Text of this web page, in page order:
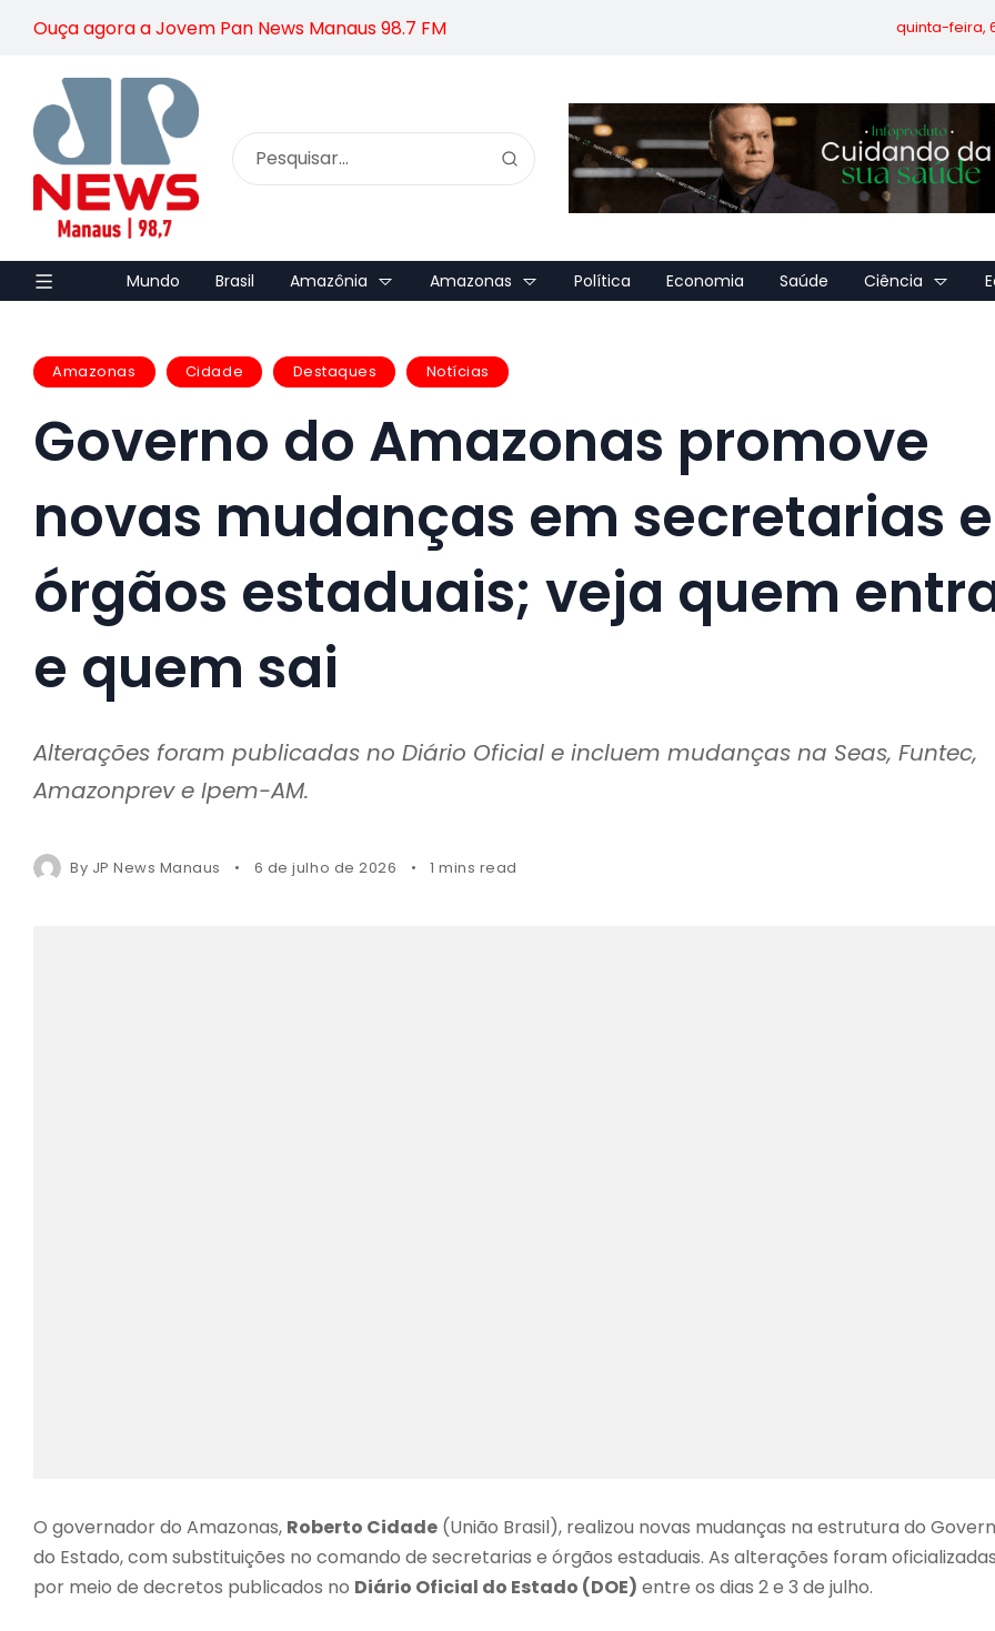
Ouça agora a Jovem Pan News Manaus 98.7 FM quinta-feira,
Mundo Brasil Amazônia Amazonas Política Economia Saúde Ciência
Amazonas Cidade Destaques Notícias
Governo do Amazonas promove
novas mudanças em secretarias e
órgãos estaduais; veja quem
e quem sai
Alterações foram publicadas no Diário Oficial e incluem mudanças na Seas, Funtec,
Amazonprev e Ipem-AM.
By JP News Manaus 6 de julho de 2026 1 mins read
O governador do Amazonas, Roberto Cidade (União Brasil), realizou novas mudanças na estrutura do
do Estado, com substituições no comando de secretarias e órgãos estaduais. As alterações foram
por meio de decretos publicados no Diário Oficial do Estado (DOE) entre os dias 2 e 3 de julho.